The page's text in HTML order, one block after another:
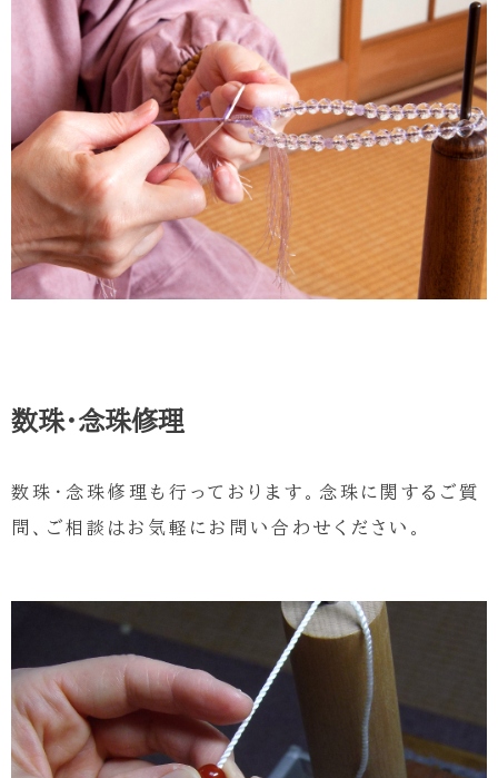
数珠・念珠修理
数珠・念珠修理も行っております。念珠に関するご質
問、ご相談はお気軽にお問い合わせください。